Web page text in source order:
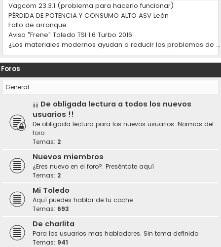
Vagcom 23.3.1 (problema para hacerlo funcionar)
PÉRDIDA DE POTENCIA Y CONSUMO ALTO ASV León
Fallo de arranque
Aviso "Frene" Toledo TSI 1.6 Turbo 2016
¿Los materiales modernos ayudan a reducir los problemas de desgaste en los coches?
Foros
General
¡¡ De obligada lectura a todos los nuevos
usuarios !!
De obligada lectura para los nuevos usuarios. Normas del
foro
Temas: 2
Nuevos miembros
¿Eres nuevo en el foro?. Preséntate aquí
Temas: 2
Mi Toledo
Aquí puedes hablar de tu coche
Temas: 693
De charlita
Para los usuarios mas habladores. Sin tema definido
Temas: 941